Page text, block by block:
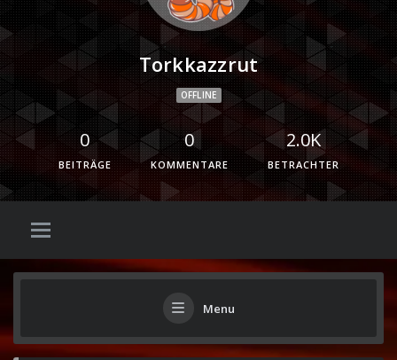
Torkkazzrut
OFFLINE
0
BEITRÄGE
0
KOMMENTARE
2.0K
BETRACHTER
Menu